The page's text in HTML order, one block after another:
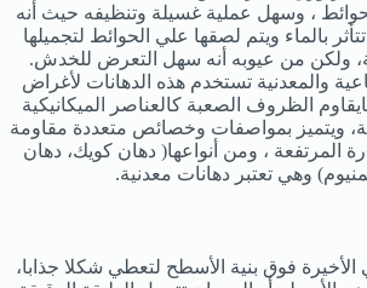
، وسهل عملية غسيلة وتنظيفه حيث أنه
بالماء ويتم لصقها علي الحوائط لتجميلها
ولكن من عيوبه أنه سهل التعرض للخدش.
والمعدنية تستخدم هذه الدهانات لأغراض
الظروف الصعبة كالعناصر الميكانيكية
ويتميز بمواصفات وخصائص متعددة مقاومة
المرتفعة ، ومن أنواعها( دهان كويك، دهان
وهي تعتبر دهانات معدنية.
فوق بنية الأسطح لتعطي شكلا جذابا،